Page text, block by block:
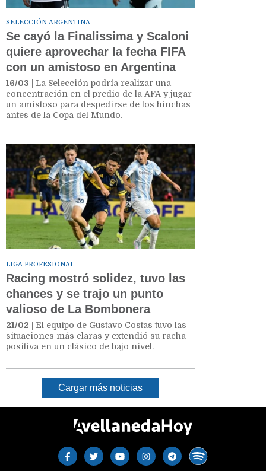
SELECCIÓN ARGENTINA
Se cayó la Finalissima y Scaloni
quiere aprovechar la fecha FIFA
con un amistoso en Argentina
16/03 | La Selección podría realizar una
concentración en el predio de la AFA y jugar
un amistoso para despedirse de los hinchas
antes de la Copa del Mundo.
LIGA PROFESIONAL
Racing mostró solidez, tuvo las
chances y se trajo un punto
valioso de La Bombonera
21/02 | El equipo de Gustavo Costas tuvo las
situaciones más claras y extendió su racha
positiva en un clásico de bajo nivel.
Cargar más noticias